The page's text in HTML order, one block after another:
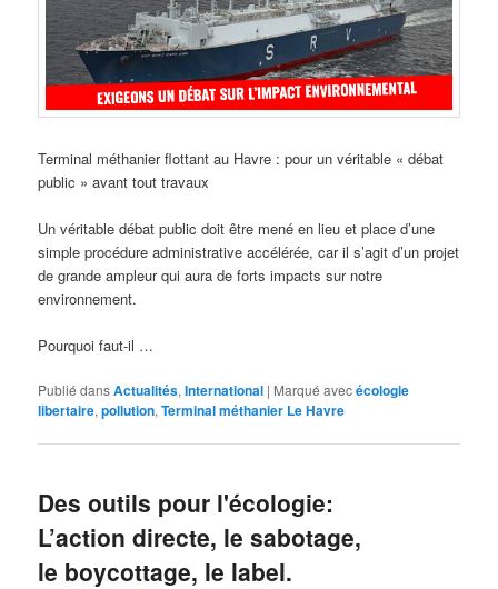
Terminal méthanier flottant au Havre : pour un véritable « débat
public » avant tout travaux
Un véritable débat public doit être mené en lieu et place d’une
simple procédure administrative accélérée, car il s’agit d’un projet
de grande ampleur qui aura de forts impacts sur notre
environnement.
Pourquoi faut-il …
Publié dansActualités,International | Marqué avecécologie
libertaire,pollution,Terminal méthanier Le Havre
Des outils pour l'écologie:
L’action directe, le sabotage,
le boycottage, le label.